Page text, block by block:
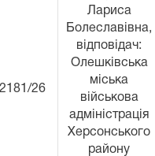
26
Лариса
Болеславівна,
відповідач:
Олешківська
міська
військова
адміністрація
Херсонського
району